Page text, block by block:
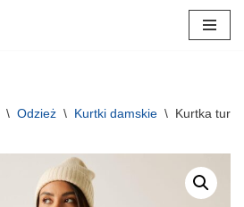
\ Odzież \ Kurtki damskie \ Kurtka